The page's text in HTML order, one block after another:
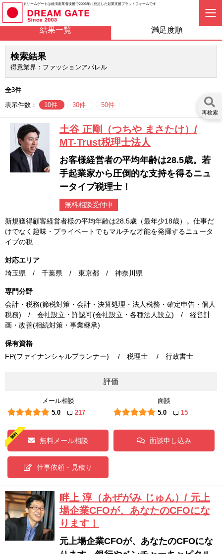
ドリームゲートは経済産業省後援で2003年に発足した起業支援プラットフォームです
結果一覧 満足度順
検索結果
得意業界：ファッションアパレル
全3件
表示件数：
10件 30件 50件
再検索
土谷 正剛（つちや まさたけ）/
MT-Trust税理士法人
お客様経営者の平均年齢は28.5歳。若
手起業家から圧倒的な支持を得るニュ
ータイプ税理士！
無料相談受付中
新規獲得顧客経営者様の平均年齢は28.5歳（最年少18歳）。仕事だ
けでなく趣味・プライベートでもマルチな才能を発揮するニュータ
イプの税…
対応エリア
埼玉県 / 千葉県 / 東京都 / 神奈川県
専門分野
会計・税務(節税対策・会計・決算処理・法人税務・確定申告・個人
税務) / 会社設立・許認可(会社設立・各種法人設立) / 経営計
画・改善(相続対策・事業継承)
保有資格
FP(ファイナンシャルプランナー) / 税理士 / 行政書士
評価
メール相談
5.0
217
面談
5.0
15
無料メール相談 面談申し込み
仕事依頼・見積り
畔上 淳（あぜがみ じゅん）/ 元上
場企業CFOが、あなたのCFOにな
ります！
元上場企業CFOが、あなたのCFOにな